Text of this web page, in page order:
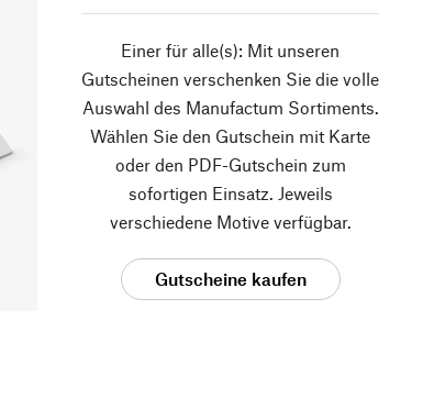
Einer für alle(s): Mit unseren
Gutscheinen verschenken Sie die volle
Auswahl des Manufactum Sortiments.
Wählen Sie den Gutschein mit Karte
oder den PDF-Gutschein zum
sofortigen Einsatz. Jeweils
verschiedene Motive verfügbar.
Gutscheine kaufen